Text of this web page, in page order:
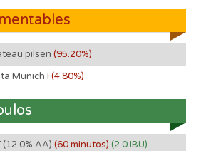
pilsen (95.20%)
Munich I (4.80%)
(12.0% AA) (60 minutos) (2.0 IBU)